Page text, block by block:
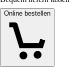
Online bestellen